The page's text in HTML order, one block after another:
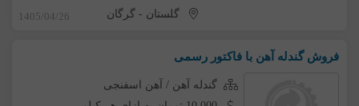
گلستان - گرگان 1405/04/26
فروش گندله آهن با فاکتور رسمی
گندله آهن / آهن اسفنجی